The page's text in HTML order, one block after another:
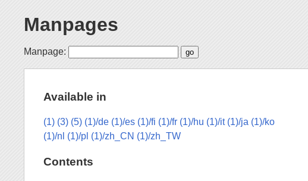
Manpages
Manpage:
Available in
(1) (3) (5) (1)/de (1)/es (1)/fi (1)/fr (1)/hu (1)/it (1)/ja (1)/ko
(1)/nl (1)/pl (1)/zh_CN (1)/zh_TW
Contents